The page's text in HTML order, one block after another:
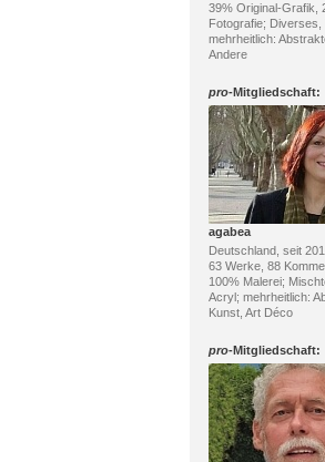
39% Original-Grafik,
Fotografie; Diverses,
mehrheitlich:
Andere
pro-Mitgliedschaft:
agabea
Deutschland, seit
63 Werke, 88
100% Malerei;
Acryl; mehrheitlich:
Kunst, Art Déco
pro-Mitgliedschaft: